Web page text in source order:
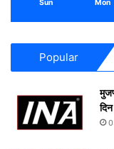
Sun Mon
Popular